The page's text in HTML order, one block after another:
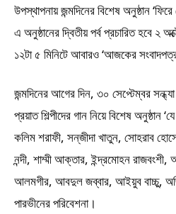
উপস্থাপনায় জন্মদিনের বিশেষ অনুষ্ঠান
এ অনুষ্ঠানের দ্বিতীয় পর্ব প্রচারিত হবে ২
১২টা ৫ মিনিটে আবারও ‘আজকের
জন্মদিনের আগের দিন, ৩০ সেপ্টেম্বর
প্রয়াত শিল্পীদের গান নিয়ে বিশেষ অনুষ্ঠান
কলিম শরাফী, সন্‌জীদা খাতুন, সোহরাব
নন্দী, শাম্মী আক্তার, ইন্দ্রমোহন
আলমগীর, আবদুল জব্বার, আইয়ুব বাচ্চু,
পারভীনের পরিবেশনা।